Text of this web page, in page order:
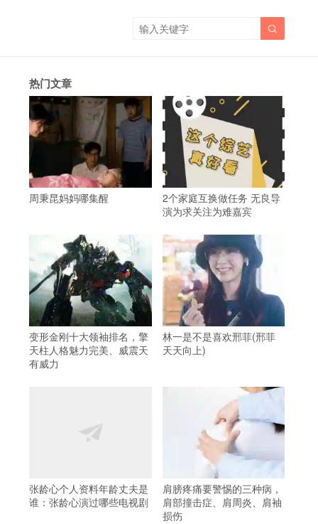

热门文章
周秉昆妈妈哪集醒
2个家庭互换做任务 无良导
演为求关注为难嘉宾
变形金刚十大领袖排名，擎
天柱人格魅力完美、威震天
有威力
林一是不是喜欢邢菲(邢菲
天天向上)
张龄心个人资料年龄丈夫是
谁：张龄心演过哪些电视剧
肩膀疼痛要警惕的三种病，
肩部撞击症、肩周炎、肩袖
损伤